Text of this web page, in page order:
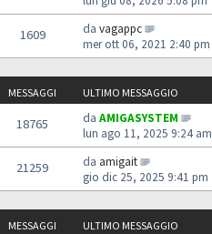
1609 da vagappc
mer ott 06, 2021 2:40 pm
MESSAGGI ULTIMO MESSAGGIO
18765 da AMIGASYSTEM
lun ago 11, 2025 9:24 am
21259 da amigait
gio dic 25, 2025 9:41 pm
MESSAGGI ULTIMO MESSAGGIO